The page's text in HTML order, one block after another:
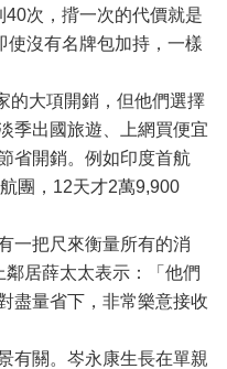
次，揹一次的代價就是
使沒有名牌包加持，一樣
的大項開銷，但他們選擇
季出國旅遊、上網買便宜
省開銷。例如印度首航
團，12天才2萬9,900
一把尺來衡量所有的消
居薛太太表示：「他們
盡量省下，非常樂意接收
有關。岑永康生長在單親